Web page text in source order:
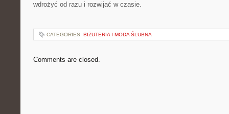
wdrożyć od razu i rozwijać w czasie.
CATEGORIES: BIŻUTERIA I MODA ŚLUBNA
Comments are closed.